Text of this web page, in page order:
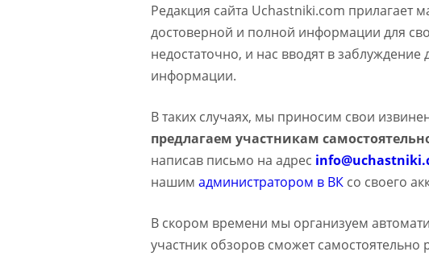
Редакция сайта Uchastniki.com прилагает
достоверной и полной информации для
недостаточно, и нас вводят в
информации.
В таких случаях, мы приносим свои
предлагаем участникам
написав письмо на адрес
нашим администратором в ВК со своего
В скором времени мы организуем
участник обзоров сможет самостоятельно